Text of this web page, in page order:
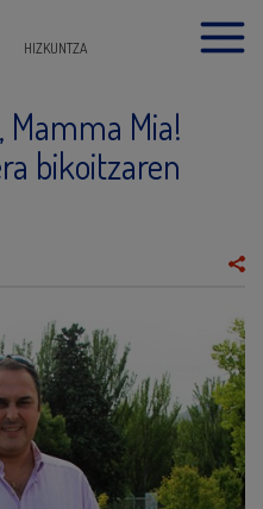
HIZKUNTZA
Mamma Mia!
bikoitzaren